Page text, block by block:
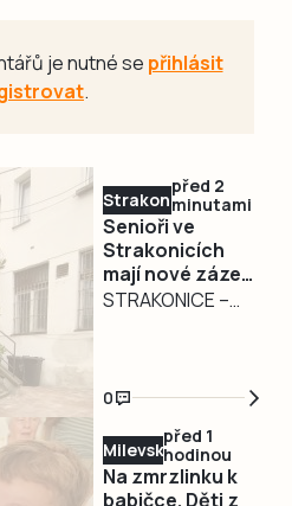
je nutné se přihlásit
.
Strakonicko
před 2
minutami
Senioři ve
Strakonicích
mají nové zázemí
pro setkávání.
seniory
STRAKONICE –
zkvalitňování
zázemí pro své
seniory. Nově
zrekonstruovaný
dvorek u
0
Milevsko
před 1
hodinou
Na zmrzlinku k
babičce. Děti z